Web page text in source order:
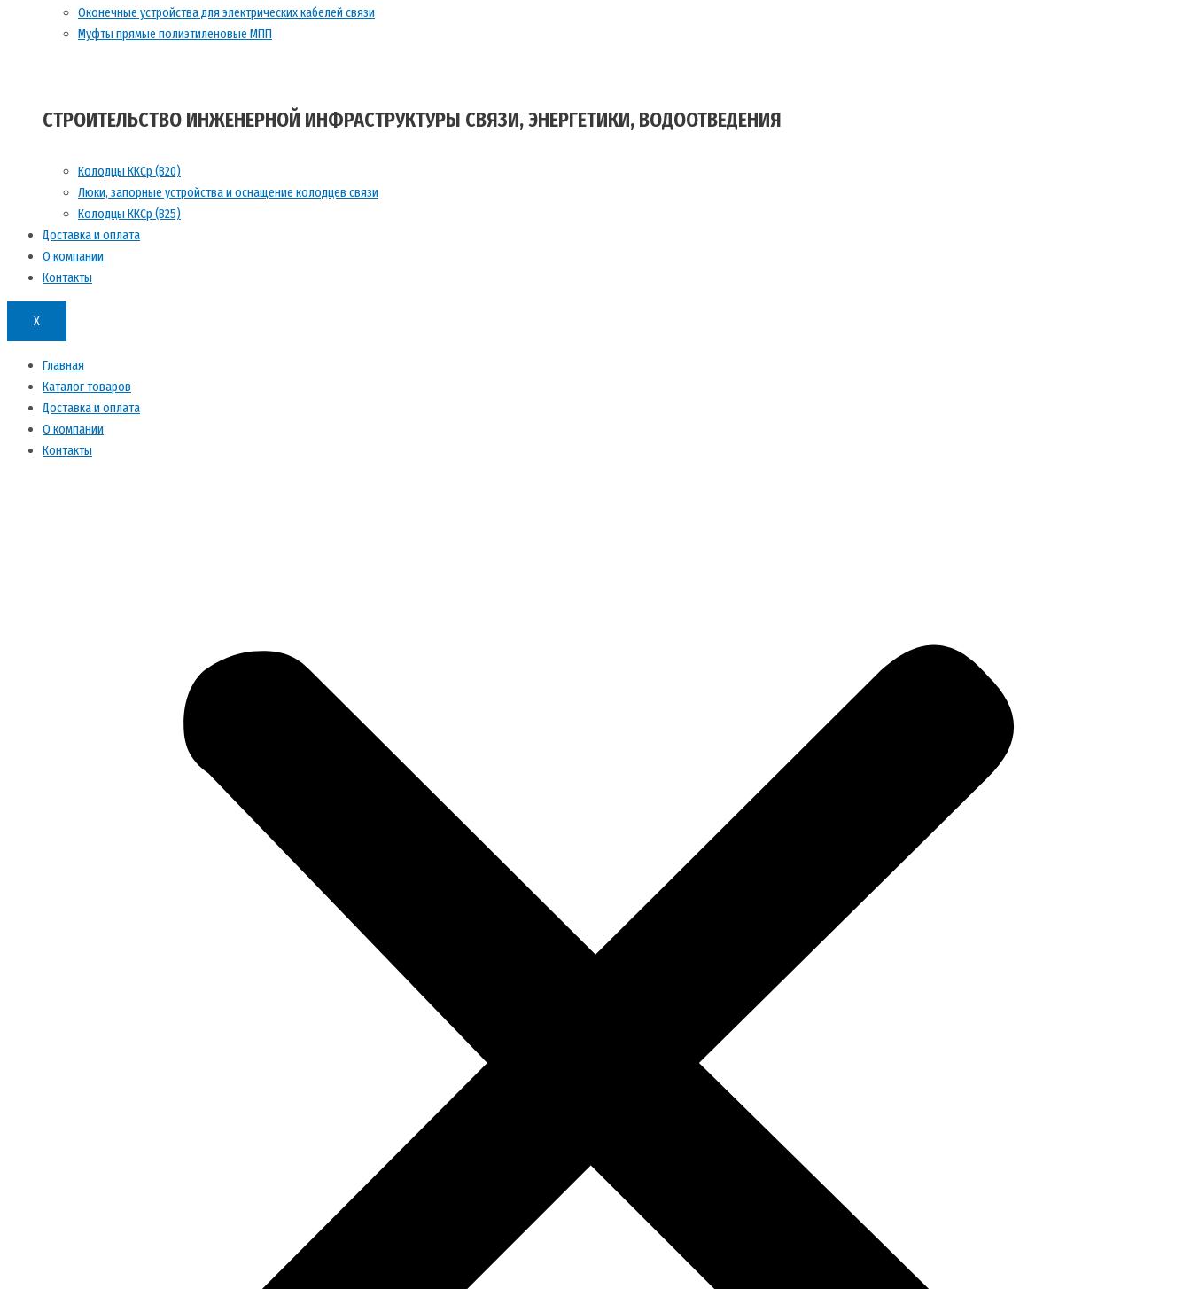
Оконечные устройства для электрических кабелей связи
Муфты прямые полиэтиленовые МПП
СТРОИТЕЛЬСТВО ИНЖЕНЕРНОЙ ИНФРАСТРУКТУРЫ СВЯЗИ, ЭНЕРГЕТИКИ, ВОДООТВЕДЕНИЯ
Колодцы ККСр (В20)
Люки, запорные устройства и оснащение колодцев связи
Колодцы ККСр (В25)
Доставка и оплата
О компании
Контакты
X
Главная
Каталог товаров
Доставка и оплата
О компании
Контакты